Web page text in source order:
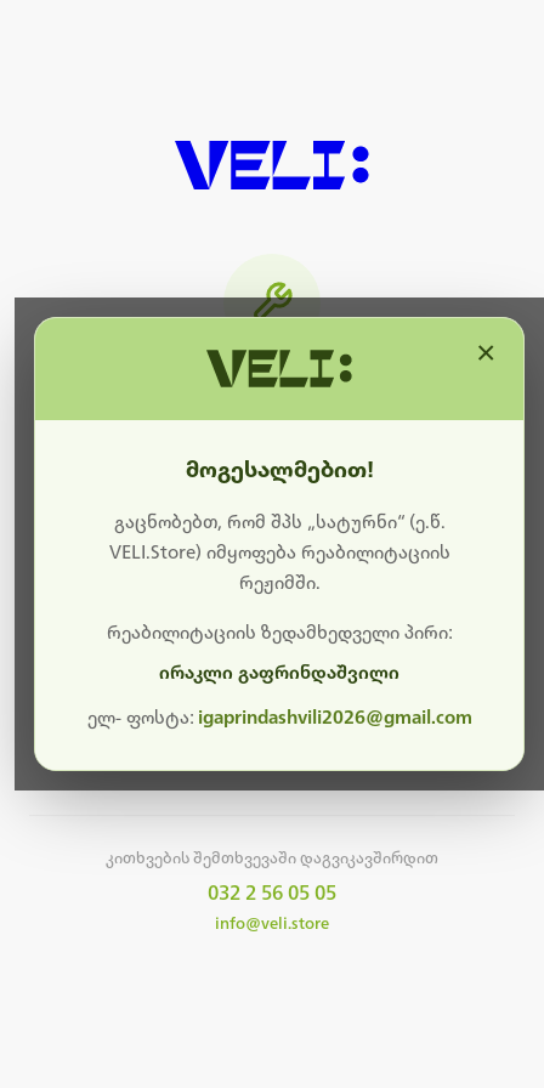
ბოდიშს გიხდით შეფერხებისთვის. ამჟამად
მიმდინარეობს საიტის განახლება და ტექნიკური
სამუშაოები.
მალე ისევ ხელმისაწვდომი იქნება. გმადლობთ
კითხვების შემთხვევაში დაგვიკავშირდით
032 2 56 05 05
info@veli.store
მოგესალმებით!
გაცნობებთ, რომ შპს „სატურნი“ (ე.წ.
VELI.Store) იმყოფება რეაბილიტაციის
რეჟიმში.
რეაბილიტაციის ზედამხედველი პირი:
ირაკლი გაფრინდაშვილი
ელ- ფოსტა: igaprindashvili2026@gmail.com
×